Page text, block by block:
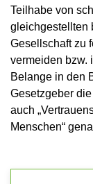
Teilhabe von
gleichgestellten
Gesellschaft zu
vermeiden bzw.
Belange in den
Gesetzgeber
auch
Menschen“